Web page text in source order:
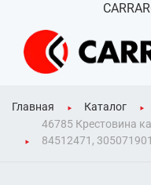
Главная Каталог
46785 Крестовина
84512471,